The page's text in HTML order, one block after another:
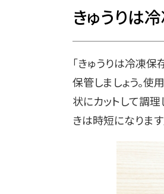
きゅうりは
「きゅうりは冷凍
保管しましょう。
状にカットして調
きは時短になります